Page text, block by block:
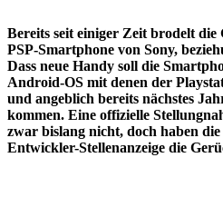
Bereits seit einiger Zeit brodelt die
PSP-Smartphone von Sony,
Dass neue Handy soll die
Android-OS mit denen der
und angeblich bereits nächstes
kommen. Eine offizielle
zwar bislang nicht, doch haben
Entwickler-Stellenanzeige die